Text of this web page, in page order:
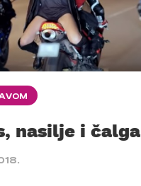
nasilje i čalga